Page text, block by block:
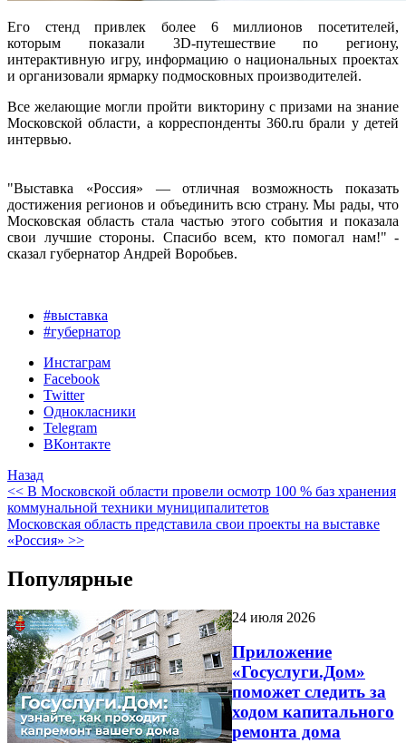
Его стенд привлек более 6 миллионов посетителей,
которым показали 3D-путешествие по региону,
интерактивную игру, информацию о национальных проектах
и организовали ярмарку подмосковных производителей.
Все желающие могли пройти викторину с призами на знание
Московской области, а корреспонденты 360.ru брали у детей
интервью.
"Выставка «Россия» — отличная возможность показать
достижения регионов и объединить всю страну. Мы рады, что
Московская область стала частью этого события и показала
свои лучшие стороны. Спасибо всем, кто помогал нам!" -
сказал губернатор Андрей Воробьев.
#выставка
#губернатор
Инстаграм
Facebook
Twitter
Однокласники
Telegram
ВКонтакте
Назад
<< В Московской области провели осмотр 100 % баз хранения
коммунальной техники муниципалитетов
Московская область представила свои проекты на выставке
«Россия» >>
Популярные
24 июля 2026
Приложение
«Госуслуги.Дом»
поможет следить за
ходом капитального
ремонта дома